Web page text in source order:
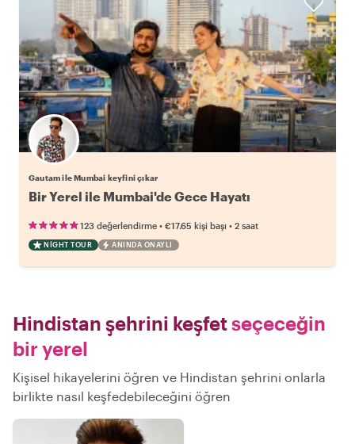
Gautam ile Mumbai keyfini çıkar
Bir Yerel ile Mumbai'de Gece Hayatı
123 değerlendirme • €17.65 kişi başı • 2 saat
NIGHT TOUR ANINDA ONAYLI
Hindistan şehrini keşfetseçeceğin
bir yerel
Kişisel hikayelerini öğren ve Hindistan şehrini onlarla
birlikte nasıl keşfedebileceğini öğren